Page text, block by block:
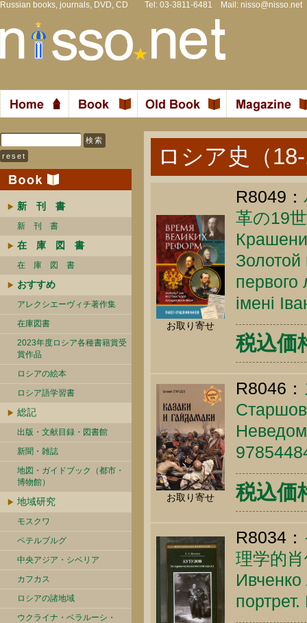
Russian books, journals, DVD, CD Tel: 03-3811-6481 Mail: nisso@nisso.net
新 刊 書
新 刊 書
在 庫 図 書
在 庫 図 書
おすすめ
アレクシエーヴィチ著作集
在庫図書
2023年度ロシア各種書籍賞受
賞作品
ロシアの絵本
ロシア語学習書
総記
出版・文献目録・図書館
新聞・雑誌
地図・ガイドブック（都市・
博物館）
地域研究
モスクワ
ペテルブルグ
中央アジア・シベリア
カフカス
ロシアの諸地域
ウクライナ・ベラルーシ・
ロシア史（
お取り寄せ
R8049：
革の19
Золотой
імені
税込価
お取り寄せ
R8046：
税込価
R8034：
理学的
Ивченко